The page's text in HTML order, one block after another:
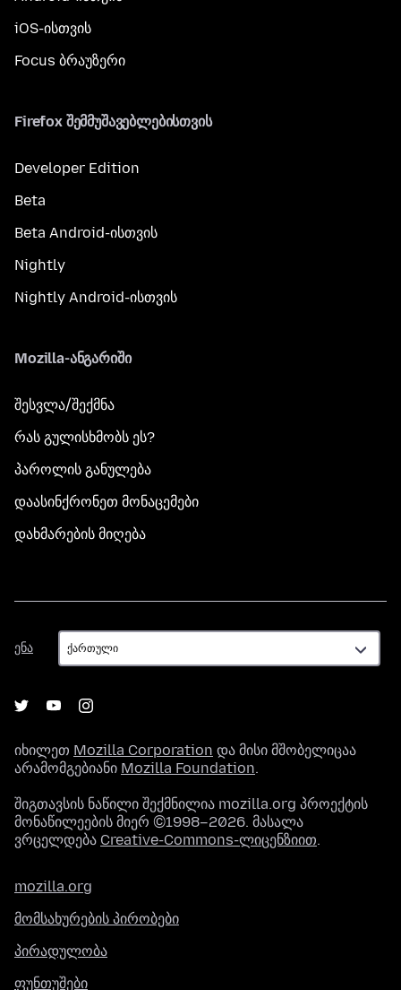
iOS-ისთვის
Focus ბრაუზერი
Firefox შემმუშავებლებისთვის
Developer Edition
Beta
Beta Android-ისთვის
Nightly
Nightly Android-ისთვის
Mozilla-ანგარიში
შესვლა/შექმნა
რას გულისხმობს ეს?
პაროლის განულება
დაასინქრონეთ მონაცემები
დახმარების მიღება
ენა
ენა
იხილეთ Mozilla Corporation და მისი მშობელიცაა
არამომგებიანი Mozilla Foundation.
შიგთავსის ნაწილი შექმნილია mozilla.org პროექტის
მონაწილეების მიერ ©1998–2026. მასალა
ვრცელდება Creative-Commons-ლიცენზიით.
mozilla.org
მომსახურების პირობები
პირადულობა
ფუნთუშები